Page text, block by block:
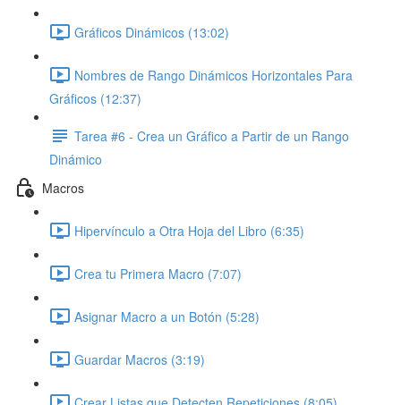
Gráficos Dinámicos (13:02)
Nombres de Rango Dinámicos Horizontales Para
Gráficos (12:37)
Tarea #6 - Crea un Gráfico a Partir de un Rango
Dinámico
Macros
Hipervínculo a Otra Hoja del Libro (6:35)
Crea tu Primera Macro (7:07)
Asignar Macro a un Botón (5:28)
Guardar Macros (3:19)